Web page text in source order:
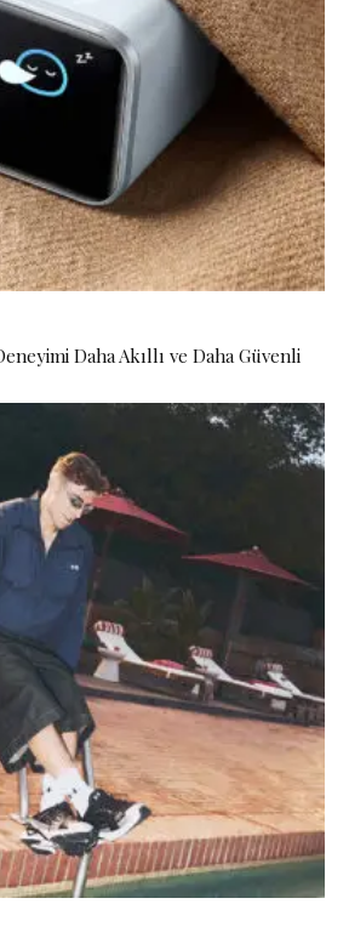
Daha Akıllı ve Daha Güvenli